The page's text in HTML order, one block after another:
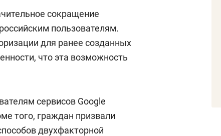
сокращение
пользователям.
для ранее созданных
что эта возможность
сервисов Google
того, граждан призвали
двухфакторной
как
30 метров»: как «Водоканал»
лечит подземные артерии
Казани